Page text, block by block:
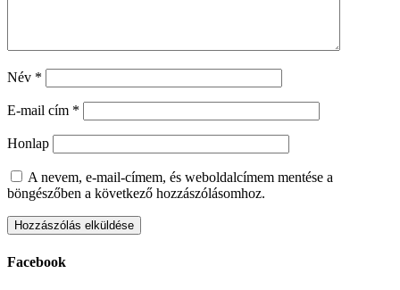
Név *
E-mail cím *
Honlap
A nevem, e-mail-címem, és weboldalcímem mentése a
böngészőben a következő hozzászólásomhoz.
Facebook